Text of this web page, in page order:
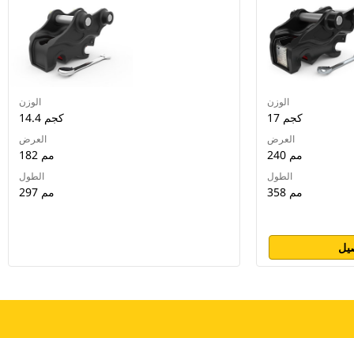
الوزن
14.4 كجم
العرض
182 مم
الطول
297 مم
الوزن
17 كجم
العرض
240 مم
الطول
358 مم